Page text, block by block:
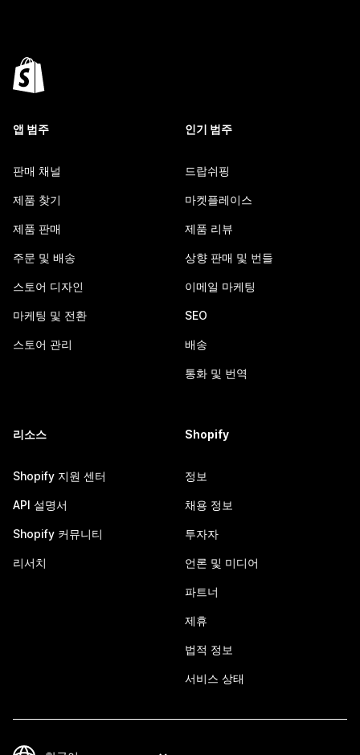
앱 범주
판매 채널
제품 찾기
제품 판매
주문 및 배송
스토어 디자인
마케팅 및 전환
스토어 관리
인기 범주
드랍쉬핑
마켓플레이스
제품 리뷰
상향 판매 및 번들
이메일 마케팅
SEO
배송
통화 및 번역
리소스
Shopify 지원 센터
API 설명서
Shopify 커뮤니티
리서치
Shopify
정보
채용 정보
투자자
언론 및 미디어
파트너
제휴
법적 정보
서비스 상태